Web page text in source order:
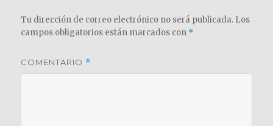
Tu dirección de correo electrónico no será publicada. Los
campos obligatorios están marcados con *
COMENTARIO *